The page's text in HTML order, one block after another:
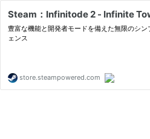
Steam：Infinitode 2 - Infinite
豊富な機能と開発者モードを備えた無限のシン
ェンス
store.steampowered.com